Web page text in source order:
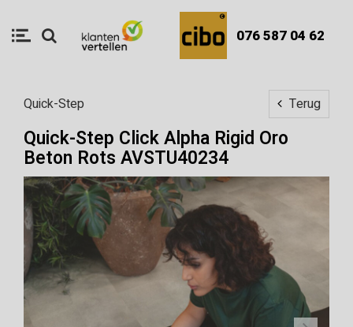
076 587 04 62
Quick-Step Terug
Quick-Step Click Alpha Rigid Oro
Beton Rots AVSTU40234